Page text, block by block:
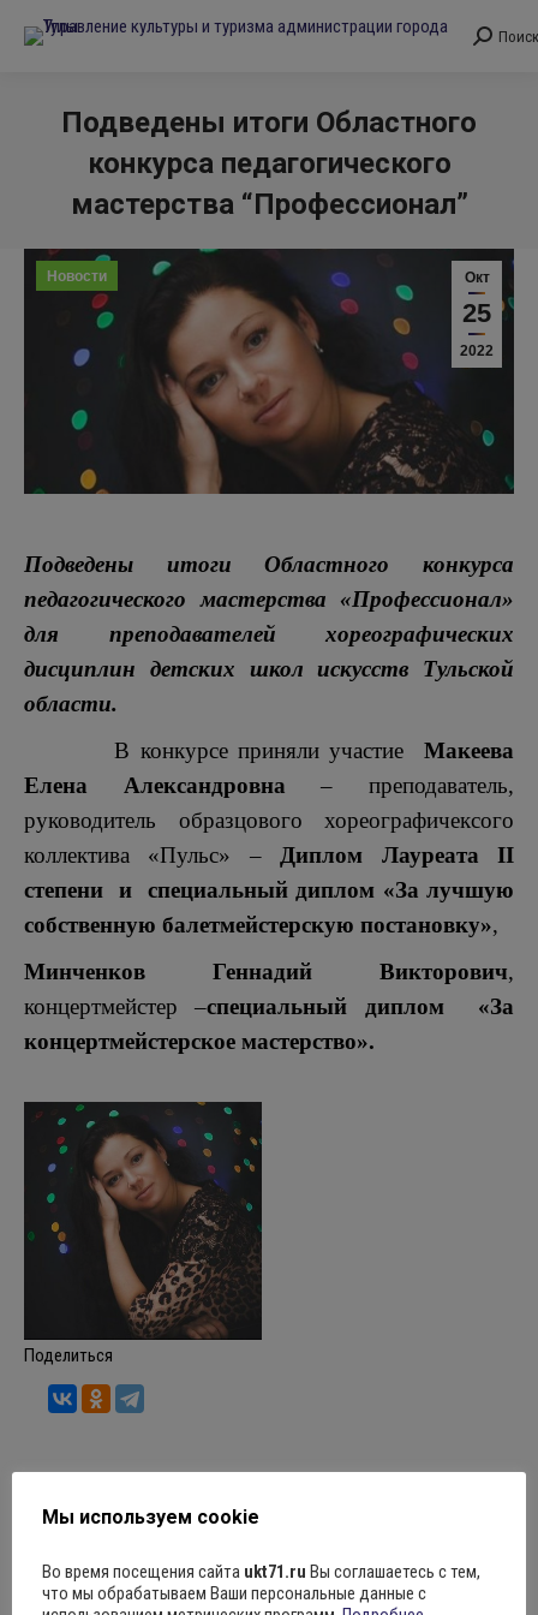
Поиск:
Поиск
Подведены итоги Областного
конкурса педагогического
мастерства “Профессионал”
Окт
25
2022
Новости
Подведены итоги Областного конкурса
педагогического мастерства «Профессионал»
для преподавателей хореографических
дисциплин детских школ искусств Тульской
области.
В конкурсе приняли участие Макеева
Елена Александровна – преподаватель,
руководитель образцового хореографичексого
коллектива «Пульс» – Диплом Лауреата II
степени и специальный диплом «За лучшую
собственную балетмейстерскую постановку»,
Минченков Геннадий Викторович,
концертмейстер –специальный диплом «За
концертмейстерское мастерство».
Поделиться
Навигация
Мы используем cookie
Во время посещения сайта ukt71.ru Вы соглашаетесь с тем,
что мы обрабатываем Ваши персональные данные с